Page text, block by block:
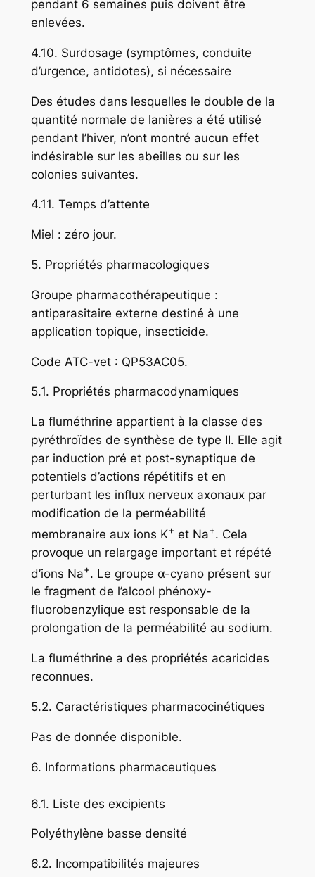
pendant 6 semaines puis doivent être
enlevées.
4.10. Surdosage (symptômes, conduite
d’urgence, antidotes), si nécessaire
Des études dans lesquelles le double de la
quantité normale de lanières a été utilisé
pendant l’hiver, n’ont montré aucun effet
indésirable sur les abeilles ou sur les
colonies suivantes.
4.11. Temps d’attente
Miel : zéro jour.
5. Propriétés pharmacologiques
Groupe pharmacothérapeutique :
antiparasitaire externe destiné à une
application topique, insecticide.
Code ATC-vet : QP53AC05.
5.1. Propriétés pharmacodynamiques
La fluméthrine appartient à la classe des
pyréthroïdes de synthèse de type II. Elle agit
par induction pré et post-synaptique de
potentiels d’actions répétitifs et en
perturbant les influx nerveux axonaux par
modification de la perméabilité
membranaire aux ions K+ et Na+. Cela
provoque un relargage important et répété
d’ions Na+. Le groupe α-cyano présent sur
le fragment de l’alcool phénoxy-
fluorobenzylique est responsable de la
prolongation de la perméabilité au sodium.
La fluméthrine a des propriétés acaricides
reconnues.
5.2. Caractéristiques pharmacocinétiques
Pas de donnée disponible.
6. Informations pharmaceutiques
6.1. Liste des excipients
Polyéthylène basse densité
6.2. Incompatibilités majeures